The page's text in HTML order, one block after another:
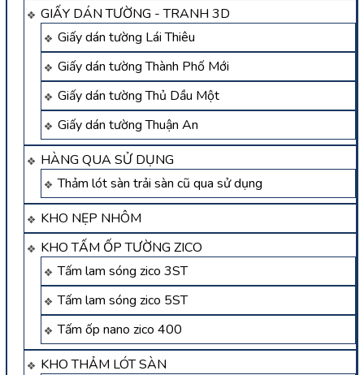
GIẤY DÁN TƯỜNG - TRANH 3D
Giấy dán tường Lái Thiêu
Giấy dán tường Thành Phố Mới
Giấy dán tường Thủ Dầu Một
Giấy dán tường Thuận An
HÀNG QUA SỬ DỤNG
Thảm lót sàn trải sàn cũ qua sử dụng
KHO NẸP NHÔM
KHO TẤM ỐP TƯỜNG ZICO
Tấm lam sóng zico 3ST
Tấm lam sóng zico 5ST
Tấm ốp nano zico 400
KHO THẢM LÓT SÀN